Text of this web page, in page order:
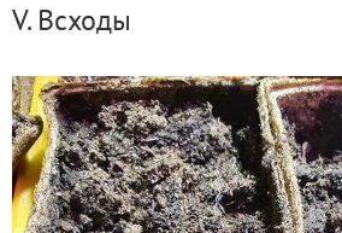
V. Всходы